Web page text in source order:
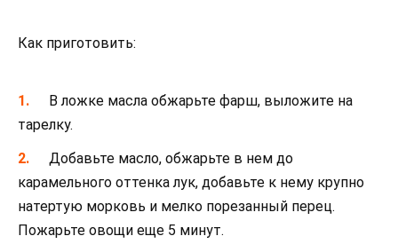
Как приготовить:
В ложке масла обжарьте фарш, выложите на
тарелку.
Добавьте масло, обжарьте в нем до
карамельного оттенка лук, добавьте к нему крупно
натертую морковь и мелко порезанный перец.
Пожарьте овощи еще 5 минут.